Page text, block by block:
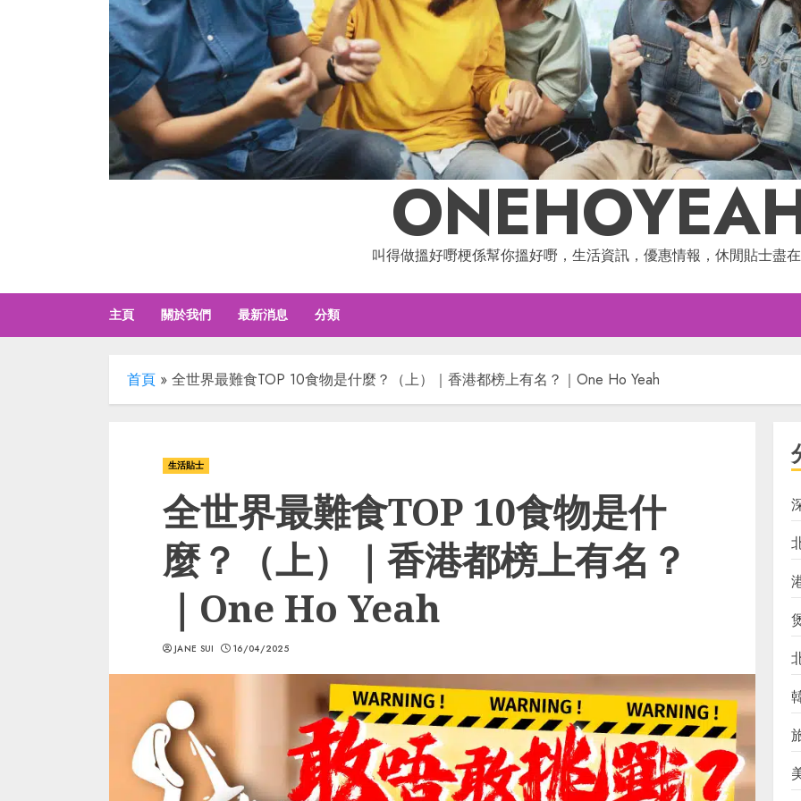
叫得做搵好嘢梗係幫你搵好嘢，生活資訊，優惠情報，休閒貼士盡
主頁 關於我們 最新消息 分類
首頁 » 全世界最難食TOP 10食物是什麼？（上）｜香港都榜上有名？｜One Ho Yeah
生活貼士
全世界最難食TOP 10食物是什
麼？（上）｜香港都榜上有名？
｜One Ho Yeah
JANE SUI 16/04/2025